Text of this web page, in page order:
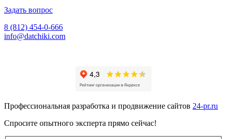
Задать вопрос
8 (812) 454-0-666
info@datchiki.com
Профессиональная разработка и продвижение сайтов 24-pr.ru
Спросите опытного эксперта прямо сейчас!